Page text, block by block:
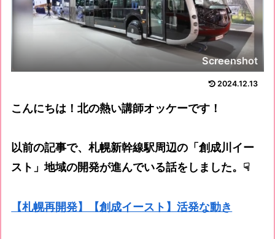
Screenshot
2024.12.13
こんにちは！北の熱い講師オッケーです！
以前の記事で、札幌新幹線駅周辺の「創成川イー
スト」地域の開発が進んでいる話をしました。☟
【札幌再開発】【創成イースト】活発な動き